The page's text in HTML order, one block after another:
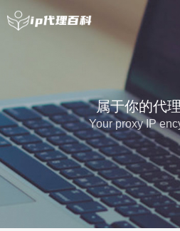
属于你的代
Your proxy IP